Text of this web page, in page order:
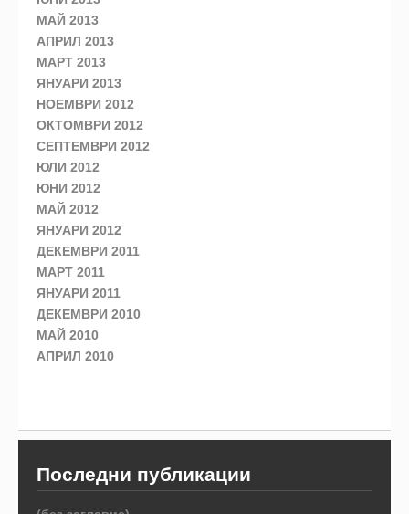
МАЙ 2013
АПРИЛ 2013
МАРТ 2013
ЯНУАРИ 2013
НОЕМВРИ 2012
ОКТОМВРИ 2012
СЕПТЕМВРИ 2012
ЮЛИ 2012
ЮНИ 2012
МАЙ 2012
ЯНУАРИ 2012
ДЕКЕМВРИ 2011
МАРТ 2011
ЯНУАРИ 2011
ДЕКЕМВРИ 2010
МАЙ 2010
АПРИЛ 2010
Последни публикации